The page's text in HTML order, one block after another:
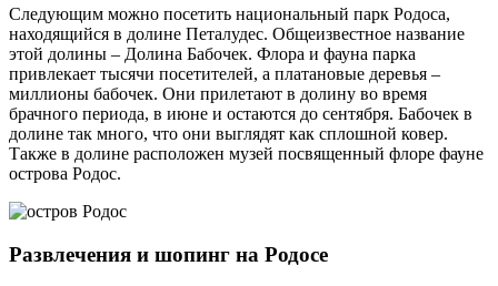
Следующим можно посетить национальный парк Родоса,
находящийся в долине Петалудес. Общеизвестное название
этой долины – Долина Бабочек. Флора и фауна парка
привлекает тысячи посетителей, а платановые деревья –
миллионы бабочек. Они прилетают в долину во время
брачного периода, в июне и остаются до сентября. Бабочек в
долине так много, что они выглядят как сплошной ковер.
Также в долине расположен музей посвященный флоре фауне
острова Родос.
Развлечения и шопинг на Родосе